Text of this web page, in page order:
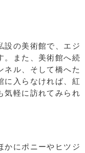
設の美術館で、エジ
。また、美術館へ続
ネル、そして橋へた
に入らなければ、紅
気軽に訪れてみられ
かにポニーやヒツジ